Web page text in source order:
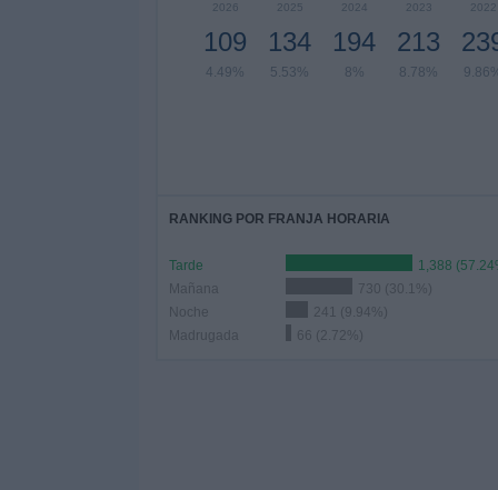
2026
109
4.49%
2025
134
5.53%
2024
194
8%
2023
213
8.78%
2022
9.86%
RANKING POR FRANJA HORARIA
Tarde
1,388
Mañana
730 (30.1%)
Noche
241 (9.94%)
Madrugada
66 (2.72%)